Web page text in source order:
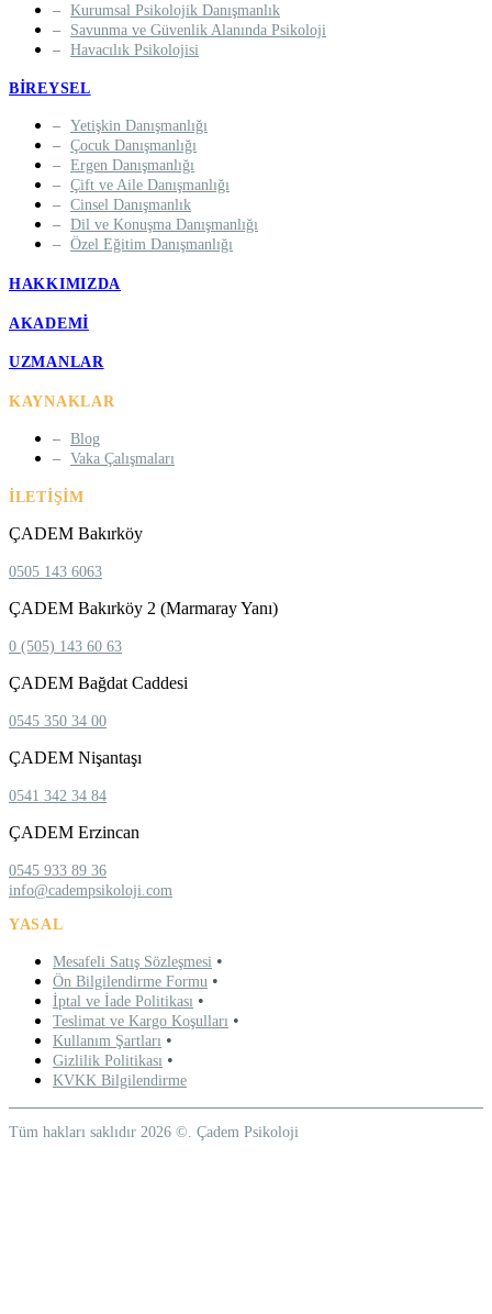
Kurumsal Psikolojik Danışmanlık
Savunma ve Güvenlik Alanında Psikoloji
Havacılık Psikolojisi
BIREYSEL
Yetişkin Danışmanlığı
Çocuk Danışmanlığı
Ergen Danışmanlığı
Çift ve Aile Danışmanlığı
Cinsel Danışmanlık
Dil ve Konuşma Danışmanlığı
Özel Eğitim Danışmanlığı
HAKKIMIZDA
AKADEMI
UZMANLAR
KAYNAKLAR
Blog
Vaka Çalışmaları
İLETIŞIM
ÇADEM Bakırköy
0505 143 6063
ÇADEM Bakırköy 2 (Marmaray Yanı)
0 (505) 143 60 63
ÇADEM Bağdat Caddesi
0545 350 34 00
ÇADEM Nişantaşı
0541 342 34 84
ÇADEM Erzincan
0545 933 89 36
info@cadempsikoloji.com
YASAL
Mesafeli Satış Sözleşmesi •
Ön Bilgilendirme Formu •
İptal ve İade Politikası •
Teslimat ve Kargo Koşulları •
Kullanım Şartları •
Gizlilik Politikası •
KVKK Bilgilendirme
Tüm hakları saklıdır 2026 ©. Çadem Psikoloji